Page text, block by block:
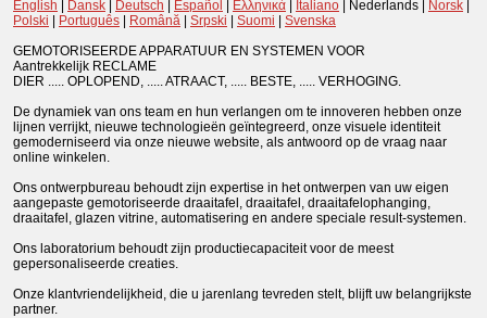
English
Dansk Deutsch Español Ελληνικά Italiano | Nederlands | Norsk
Polski
Português Română Srpski Suomi
Svenska
GEMOTORISEERDE APPARATUUR EN SYSTEMEN VOOR
Aantrekkelijk RECLAME
DIER ..... OPLOPEND, ..... ATRAACT, ..... BESTE, ..... VERHOGING.
De dynamiek van ons team en hun verlangen om te innoveren hebben onze
lijnen verrijkt, nieuwe technologieën geïntegreerd, onze visuele identiteit
gemoderniseerd via onze nieuwe website, als antwoord op de vraag naar
online winkelen.
Ons ontwerpbureau behoudt zijn expertise in het ontwerpen van uw eigen
aangepaste gemotoriseerde draaitafel, draaitafel, draaitafelophanging,
draaitafel, glazen vitrine, automatisering en andere speciale result-systemen.
Ons laboratorium behoudt zijn productiecapaciteit voor de meest
gepersonaliseerde creaties.
Onze klantvriendelijkheid, die u jarenlang tevreden stelt, blijft uw belangrijkste
partner.